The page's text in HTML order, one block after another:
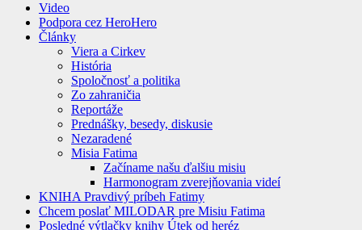
Video
Podpora cez HeroHero
Články
Viera a Cirkev
História
Spoločnosť a politika
Zo zahraničia
Reportáže
Prednášky, besedy, diskusie
Nezaradené
Misia Fatima
Začíname našu ďalšiu misiu
Harmonogram zverejňovania videí
KNIHA Pravdivý príbeh Fatimy
Chcem poslať MILODAR pre Misiu Fatima
Posledné výtlačky knihy Útek od heréz